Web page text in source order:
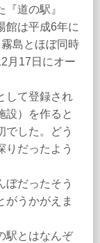
道の駅』
館は平成6年に
島とほぼ同時
月17日にオー
して登録され
設）を作ると
でした。どう
りだったよう
ぼだったそう
がうかがえま
駅とはなんぞ